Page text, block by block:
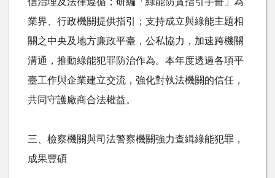
業界、行政機關提供指引；支持成立與綠能主題相
關之中央及地方廉政平臺，公私協力，加速跨機關
溝通，推動綠能犯罪防治作為。本年度透過各項平
臺工作與企業建立交流，強化對執法機關的信任，
共同守護廠商合法權益。
三、檢察機關與司法警察機關強力查緝綠能犯罪，
成果豐碩